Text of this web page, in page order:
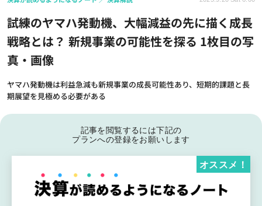
試練のヤマハ発動機、大幅減益の先に描く成長
戦略とは？ 新規事業の可能性を探る 1枚目の写
真・画像
ヤマハ発動機は利益急減も新規事業の成長可能性あり、短期的課題と長
期展望を見極める必要がある
記事を閲覧するには下記の
プランへの登録をお願いします
オススメ！